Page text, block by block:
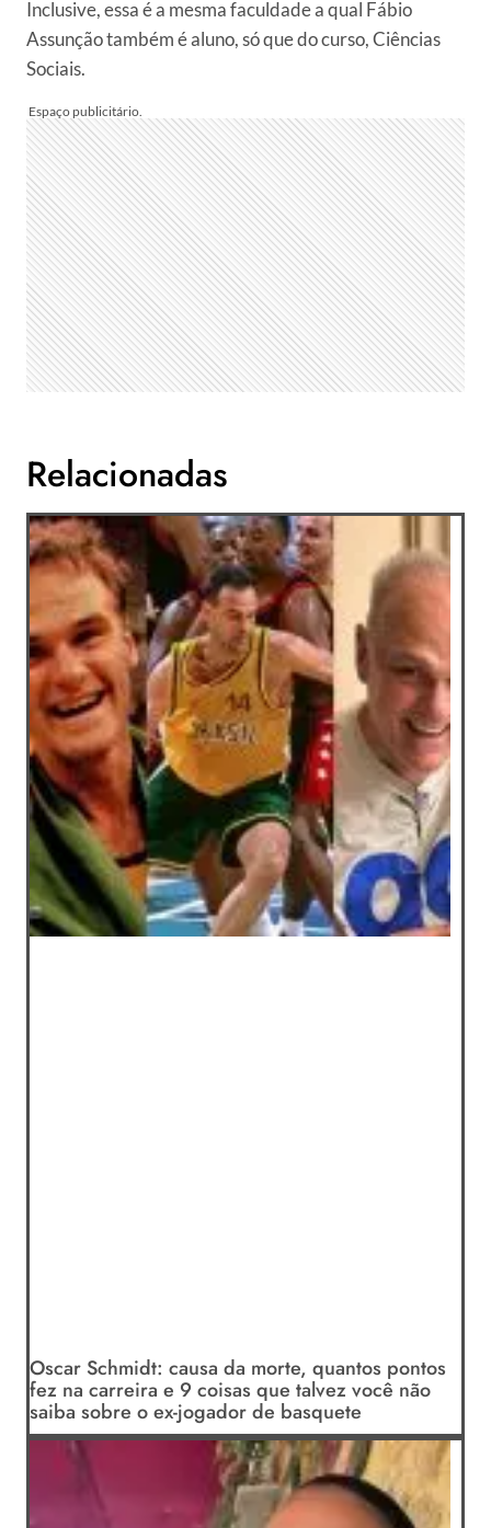
Inclusive, essa é a mesma faculdade a qual Fábio
Assunção também é aluno, só que do curso, Ciências
Sociais.
Relacionadas
Oscar Schmidt: causa da morte, quantos pontos
fez na carreira e 9 coisas que talvez você não
saiba sobre o ex-jogador de basquete